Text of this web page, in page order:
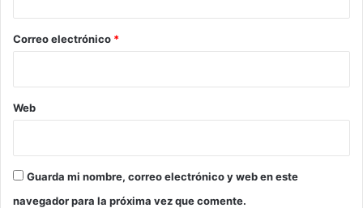
*
Correo electrónico *
Web
Guarda mi nombre, correo electrónico y web en este
navegador para la próxima vez que comente.